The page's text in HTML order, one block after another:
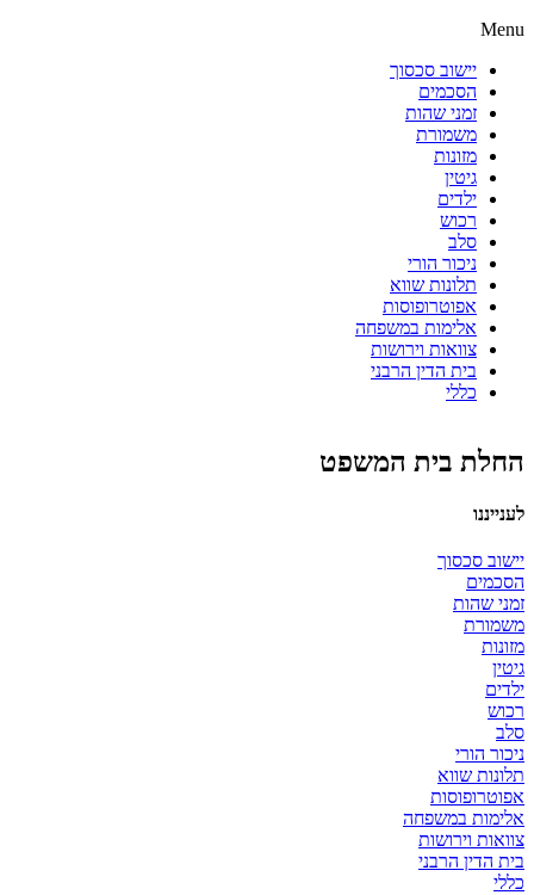
Menu
יישוב סכסוך
הסכמים
זמני שהות
משמורת
מזונות
גיטין
ילדים
רכוש
סלב
ניכור הורי
תלונות שווא
אפוטרופוסות
אלימות במשפחה
צוואות וירושות
בית הדין הרבני
כללי
החלת בית המשפט
לענייננו
יישוב סכסוך
הסכמים
זמני שהות
משמורת
מזונות
גיטין
ילדים
רכוש
סלב
ניכור הורי
תלונות שווא
אפוטרופוסות
אלימות במשפחה
צוואות וירושות
בית הדין הרבני
כללי